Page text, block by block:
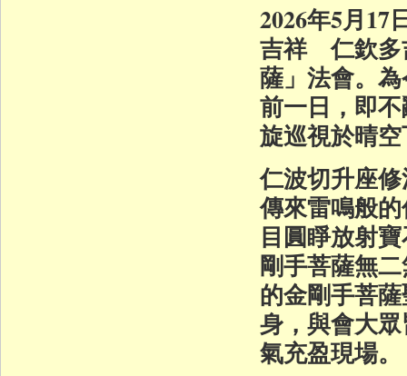
2026年5月
吉祥 仁欽多
薩」法會。
前一日，即
旋巡視於晴
仁波切升座
傳來雷鳴般
目圓睜放射
剛手菩薩無
的金剛手菩
身，與會大
氣充盈現場。